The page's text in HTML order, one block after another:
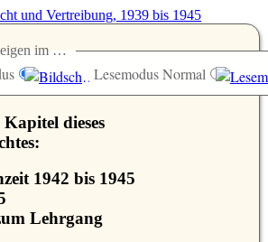
und Vertreibung, 1939 bis 1945
im …
Lesemodus Normal
dieses
1942 bis 1945
Lehrgang